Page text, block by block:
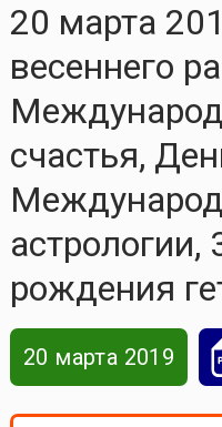
20 марта
весеннего
счастья,
астрологии,
рождения
20 марта 2019